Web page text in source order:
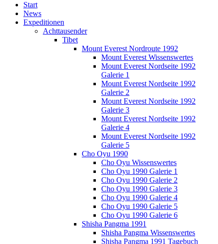
Start
News
Expeditionen
Achttausender
Tibet
Mount Everest Nordroute 1992
Mount Everest Wissenswertes
Mount Everest Nordseite 1992
Galerie 1
Mount Everest Nordseite 1992
Galerie 2
Mount Everest Nordseite 1992
Galerie 3
Mount Everest Nordseite 1992
Galerie 4
Mount Everest Nordseite 1992
Galerie 5
Cho Oyu 1990
Cho Oyu Wissenswertes
Cho Oyu 1990 Galerie 1
Cho Oyu 1990 Galerie 2
Cho Oyu 1990 Galerie 3
Cho Oyu 1990 Galerie 4
Cho Oyu 1990 Galerie 5
Cho Oyu 1990 Galerie 6
Shisha Pangma 1991
Shisha Pangma Wissenswertes
Shisha Pangma 1991 Tagebuch